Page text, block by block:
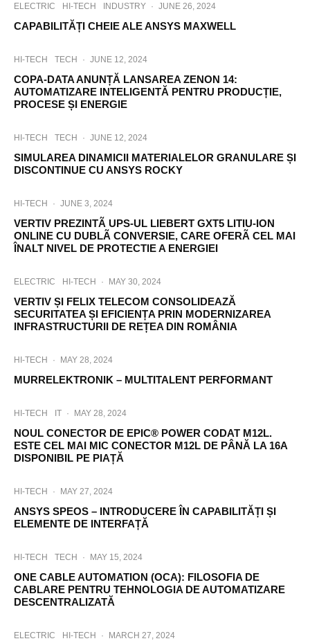
ELECTRIC HI-TECH INDUSTRY · JUNE 26, 2024
CAPABILITĂȚI CHEIE ALE ANSYS MAXWELL
HI-TECH TECH · JUNE 12, 2024
COPA-DATA ANUNȚĂ LANSAREA ZENON 14:
AUTOMATIZARE INTELIGENTĂ PENTRU PRODUCȚIE,
PROCESE ȘI ENERGIE
HI-TECH TECH · JUNE 12, 2024
SIMULAREA DINAMICII MATERIALELOR GRANULARE ȘI
DISCONTINUE CU ANSYS ROCKY
HI-TECH · JUNE 3, 2024
VERTIV PREZINTÃ UPS-UL LIEBERT GXT5 LITIU-ION
ONLINE CU DUBLÃ CONVERSIE, CARE OFERÃ CEL MAI
ÎNALT NIVEL DE PROTECTIE A ENERGIEI
ELECTRIC HI-TECH · MAY 30, 2024
VERTIV ȘI FELIX TELECOM CONSOLIDEAZĂ
SECURITATEA ȘI EFICIENȚA PRIN MODERNIZAREA
INFRASTRUCTURII DE REȚEA DIN ROMÂNIA
HI-TECH · MAY 28, 2024
MURRELEKTRONIK – MULTITALENT PERFORMANT
HI-TECH IT · MAY 28, 2024
NOUL CONECTOR DE EPIC® POWER CODAT M12L.
ESTE CEL MAI MIC CONECTOR M12L DE PÂNĂ LA 16A
DISPONIBIL PE PIAȚĂ
HI-TECH · MAY 27, 2024
ANSYS SPEOS – INTRODUCERE ÎN CAPABILITĂȚI ȘI
ELEMENTE DE INTERFAȚĂ
HI-TECH TECH · MAY 15, 2024
ONE CABLE AUTOMATION (OCA): FILOSOFIA DE
CABLARE PENTRU TEHNOLOGIA DE AUTOMATIZARE
DESCENTRALIZATĂ
ELECTRIC HI-TECH · MARCH 27, 2024